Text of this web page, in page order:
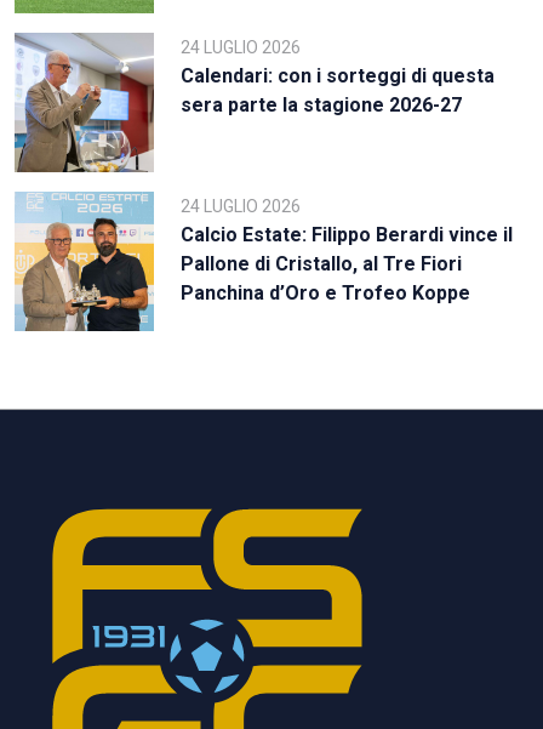
24 LUGLIO 2026
Calendari: con i sorteggi di questa
sera parte la stagione 2026-27
24 LUGLIO 2026
Calcio Estate: Filippo Berardi vince il
Pallone di Cristallo, al Tre Fiori
Panchina d’Oro e Trofeo Koppe